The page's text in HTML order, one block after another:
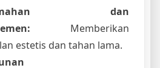
dan
Memberikan
estetis dan tahan lama.